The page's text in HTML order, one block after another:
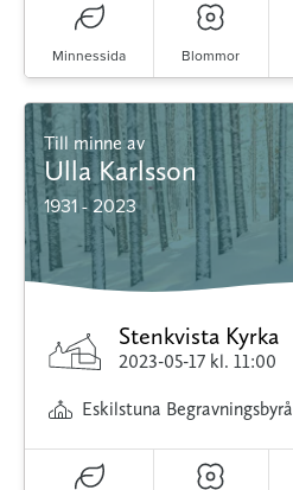
Minnessida Blommor
Till minne av
Ulla Karlsson
1931 - 2023
Stenkvista Kyrka
2023-05-17 kl. 11:00
Eskilstuna Begravningsbyrå